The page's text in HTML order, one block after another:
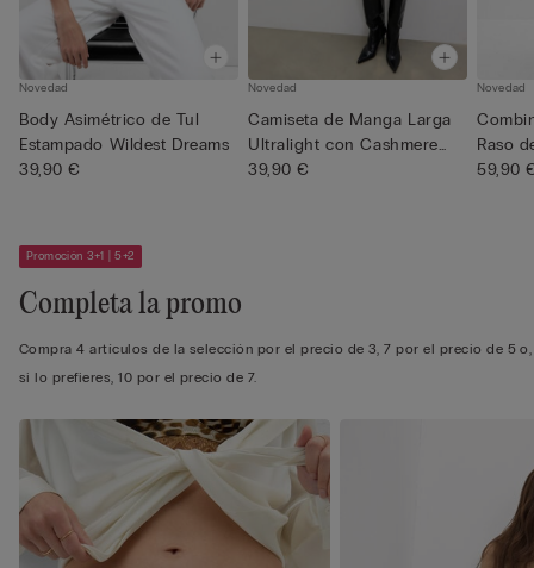
Novedad
Body Asimétrico de Tul
Estampado Wildest Dreams
39,90 €
Novedad
Camiseta de Manga Larga
Ultralight con Cashmere
Wi...
39,90 €
Novedad
Raso
59,90
Promoción 3+1 | 5+2
Completa la promo
Compra 4 artículos de la selección por el precio de 3, 7 por el precio de 5 o,
si lo prefieres, 10 por el precio de 7.